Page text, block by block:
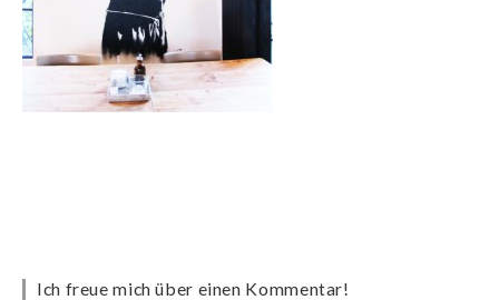
Ich freue mich über einen Kommentar!